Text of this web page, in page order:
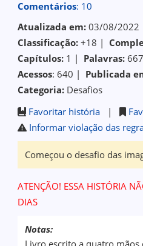
Comentários: 10
Atualizada em:03/08/2022
Classificação: +18 |
Capítulos: 1 | Palavras: 667
Acessos: 640 | Publicada
Categoria: Desafios
Favoritar história|
Informar violação das
Começou o desafio das
ATENÇÃO! ESSA HISTÓRIA
DIAS
Notas:
Livro escrito a quatro